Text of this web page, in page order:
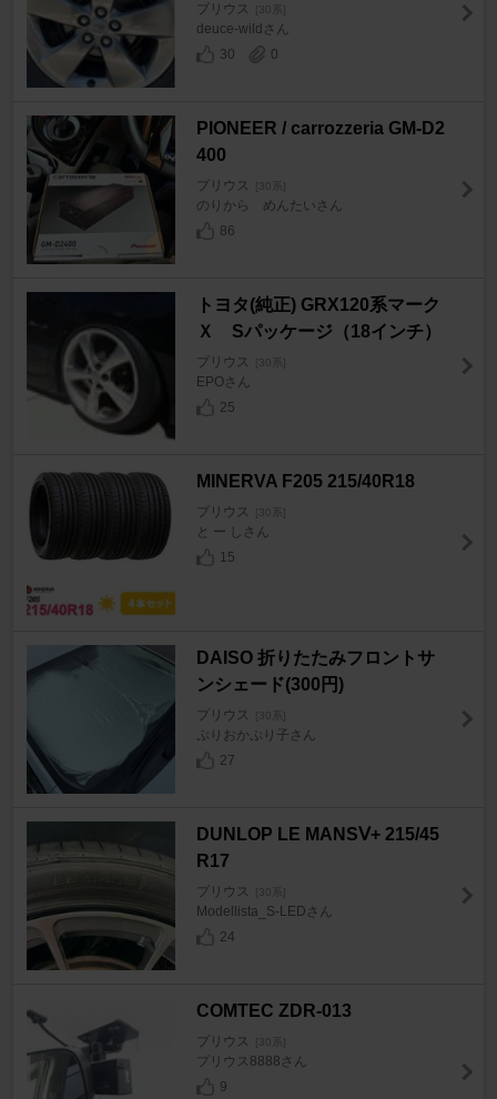
プリウス [30系]
deuce-wildさん
30
0
PIONEER / carrozzeria GM-D2
400
プリウス [30系]
のりから めんたいさん
86
トヨタ(純正) GRX120系マーク
Ｘ Sパッケージ（18インチ）
プリウス [30系]
EPOさん
25
MINERVA F205 215/40R18
プリウス [30系]
と ー しさん
15
DAISO 折りたたみフロントサ
ンシェード(300円)
プリウス [30系]
ぷりおかぷり子さん
27
DUNLOP LE MANSⅤ+ 215/45
R17
プリウス [30系]
Modellista_S-LEDさん
24
COMTEC ZDR-013
プリウス [30系]
プリウス8888さん
9